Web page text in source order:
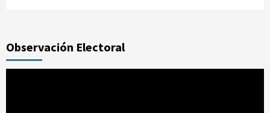
Observación Electoral